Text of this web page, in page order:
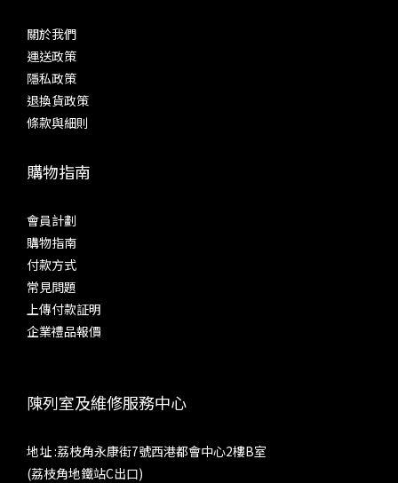
關於我們
運送政策
隱私政策
退換貨政策
條款與細則
購物指南
會員計劃
購物指南
付款方式
常見問題
上傳付款証明
企業禮品報價
陳列室及維修服務中心
地址 :荔枝角永康街7號西港都會中心2樓B室
(荔枝角地鐵站C出口)